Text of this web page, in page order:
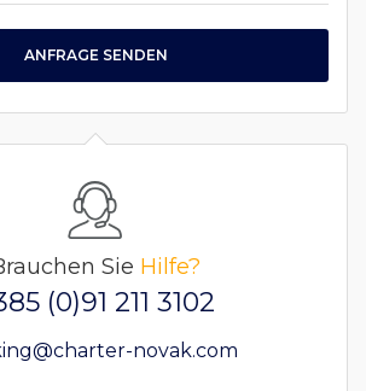
ANFRAGE SENDEN
Sie Hilfe?
(0)91 211 3102
novak.com